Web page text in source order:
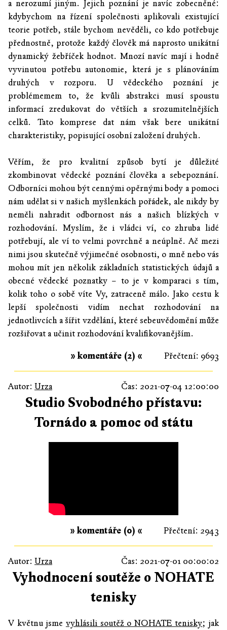
a nerozumí jiným. Jejich poznání je navíc zobecněné:
kdybychom na řízení společnosti aplikovali existující
teorie potřeb, stále bychom nevěděli, co kdo potřebuje
přednostně, protože každý člověk má naprosto unikátní
dynamický žebříček hodnot. Mnozí navíc mají i hodně
vyvinutou potřebu autonomie, která je s plánováním
druhých v rozporu. U vědeckého poznání je
problémemem to, že kvůli abstrakci musí spoustu
informací zredukovat do větších a srozumitelnějších
celků. Tato komprese dat nám však bere unikátní
charakteristiky, popisující osobní založení druhých.
Věřím, že pro kvalitní způsob bytí je důležité
zkombinovat vědecké poznání člověka a sebepoznání.
Odborníci mohou být cennými opěrnými body a pomoci
nám udělat si v našich myšlenkách pořádek, ale nikdy by
neměli nahradit odbornost nás a našich blízkých v
rozhodování. Myslím, že i vládci ví, co zhruba lidé
potřebují, ale ví to velmi povrchně a neúplně. Ač mezi
nimi jsou skutečně výjimečné osobnosti, o mně nebo vás
mohou mít jen několik základních statistických údajů a
obecné vědecké poznatky – to je v komparaci s tím,
kolik toho o sobě víte Vy, zatraceně málo. Jako cestu k
lepší společnosti vidím nechat rozhodování na
jednotlivcích a šířit vzdělání, které sebeuvědomění může
rozšiřovat a učinit rozhodování kvalifikovanějším.
Přečtení: 9693
» komentáře (2) «
Autor: Urza Čas: 2021-07-04 12:00:00
Studio Svobodného přístavu:
Tornádo a pomoc od státu
Přečtení: 2943
» komentáře (0) «
Autor: Urza Čas: 2021-07-01 00:00:02
Vyhodnocení soutěže o NOHATE
tenisky
V květnu jsme vyhlásili soutěž o NOHATE tenisky; jak